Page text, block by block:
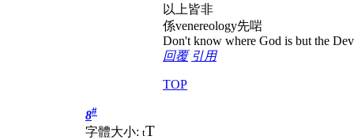
以上皆非
係venereology先啱
Don't know where God is but the
回覆 引用
TOP
8#
字體大小: tT